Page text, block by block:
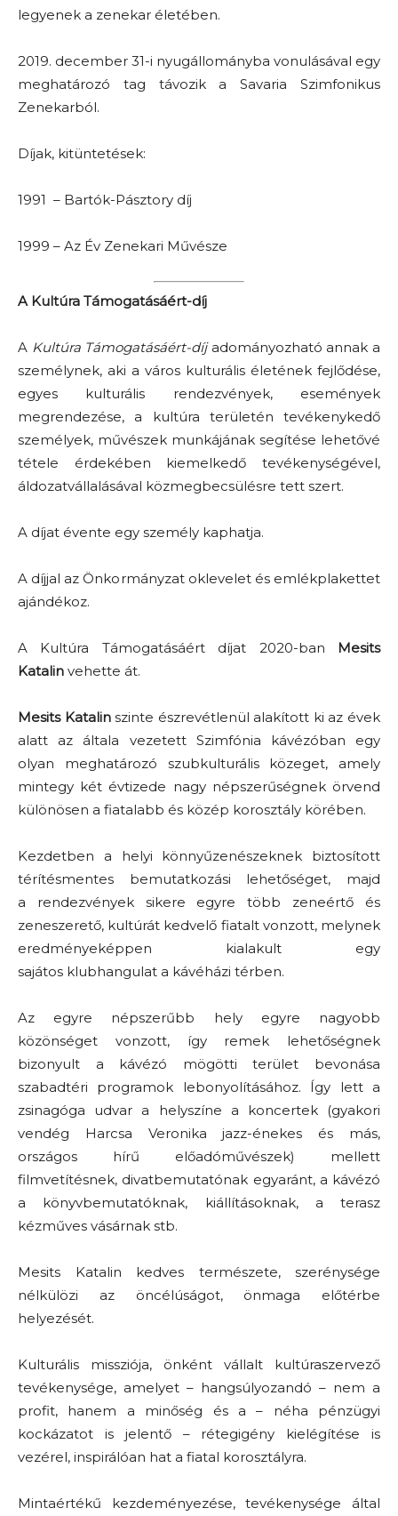
legyenek a zenekar életében.
2019. december 31-i nyugállományba vonulásával egy
meghatározó tag távozik a Savaria Szimfonikus
Zenekarból.
Díjak, kitüntetések:
1991 – Bartók-Pásztory díj
1999 – Az Év Zenekari Művésze
A Kultúra Támogatásáért-díj
A Kultúra Támogatásáért-díjadományozható annak a
személynek, aki a város kulturális életének fejlődése,
egyes kulturális rendezvények, események
megrendezése, a kultúra területén tevékenykedő
személyek, művészek munkájának segítése lehetővé
tétele érdekében kiemelkedő tevékenységével,
áldozatvállalásával közmegbecsülésre tett szert.
A díjat évente egy személy kaphatja.
A díjjal az Önkormányzat oklevelet és emlékplakettet
ajándékoz.
A Kultúra Támogatásáért díjat 2020-ban Mesits
Katalin vehette át.
Mesits Katalinszinte észrevétlenül alakított ki az évek
alatt az általa vezetett Szimfónia kávézóban egy
olyan meghatározó szubkulturális közeget, amely
mintegy két évtizede nagy népszerűségnek örvend
különösen a fiatalabb és közép korosztály körében.
Kezdetben a helyi könnyűzenészeknek biztosított
térítésmentes bemutatkozási lehetőséget, majd
a rendezvények sikere egyre több zeneértő és
zeneszerető, kultúrát kedvelő fiatalt vonzott, melynek
eredményeképpen kialakult egy
sajátos klubhangulat a kávéházi térben.
Az egyre népszerűbb hely egyre nagyobb
közönséget vonzott, így remek lehetőségnek
bizonyult a kávézó mögötti terület bevonása
szabadtéri programok lebonyolításához. Így lett a
zsinagóga udvar a helyszíne a koncertek (gyakori
vendég Harcsa Veronika jazz-énekes és más,
országos hírű előadóművészek) mellett
filmvetítésnek, divatbemutatónak egyaránt, a kávézó
a könyvbemutatóknak, kiállításoknak, a terasz
kézműves vásárnak stb.
Mesits Katalin kedves természete, szerénysége
nélkülözi az öncélúságot, önmaga előtérbe
helyezését.
Kulturális missziója, önként vállalt kultúraszervező
tevékenysége, amelyet – hangsúlyozandó – nem a
profit, hanem a minőség és a – néha pénzügyi
kockázatot is jelentő – rétegigény kielégítése is
vezérel, inspirálóan hat a fiatal korosztályra.
Mintaértékű kezdeményezése, tevékenysége által